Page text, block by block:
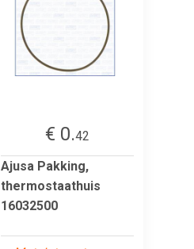
€ 0.42
Ajusa Pakking,
thermostaathuis
16032500